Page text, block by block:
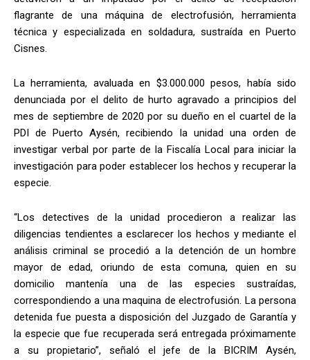
flagrante de una máquina de electrofusión, herramienta
técnica y especializada en soldadura, sustraída en Puerto
Cisnes.
La herramienta, avaluada en $3.000.000 pesos, había sido
denunciada por el delito de hurto agravado a principios del
mes de septiembre de 2020 por su dueño en el cuartel de la
PDI de Puerto Aysén, recibiendo la unidad una orden de
investigar verbal por parte de la Fiscalía Local para iniciar la
investigación para poder establecer los hechos y recuperar la
especie.
“Los detectives de la unidad procedieron a realizar las
diligencias tendientes a esclarecer los hechos y mediante el
análisis criminal se procedió a la detención de un hombre
mayor de edad, oriundo de esta comuna, quien en su
domicilio mantenía una de las especies sustraídas,
correspondiendo a una maquina de electrofusión. La persona
detenida fue puesta a disposición del Juzgado de Garantía y
la especie que fue recuperada será entregada próximamente
a su propietario”, señaló el jefe de la BICRIM Aysén,